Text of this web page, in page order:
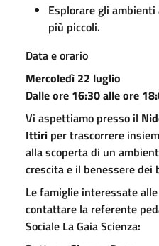
Esplorare gli
più piccoli.
Data e orario
Mercoledì 22 luglio
Dalle ore 16:30 alle ore
Vi aspettiamo presso il
Ittiri per trascorrere
alla scoperta di un
crescita e il benessere dei
Le famiglie interessate
contattare la referente
Sociale La Gaia Scienza: